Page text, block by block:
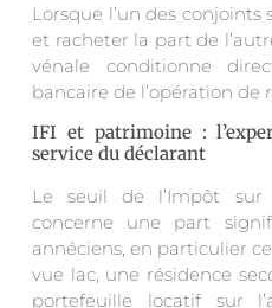
Lorsque l’un des
et racheter la part de
vénale conditionne
bancaire de l’opération de
IFI et patrimoine :
service du déclarant
Le seuil de l’Impôt
concerne une part
annéciens, en particulier
vue lac, une résidence
portefeuille locatif sur